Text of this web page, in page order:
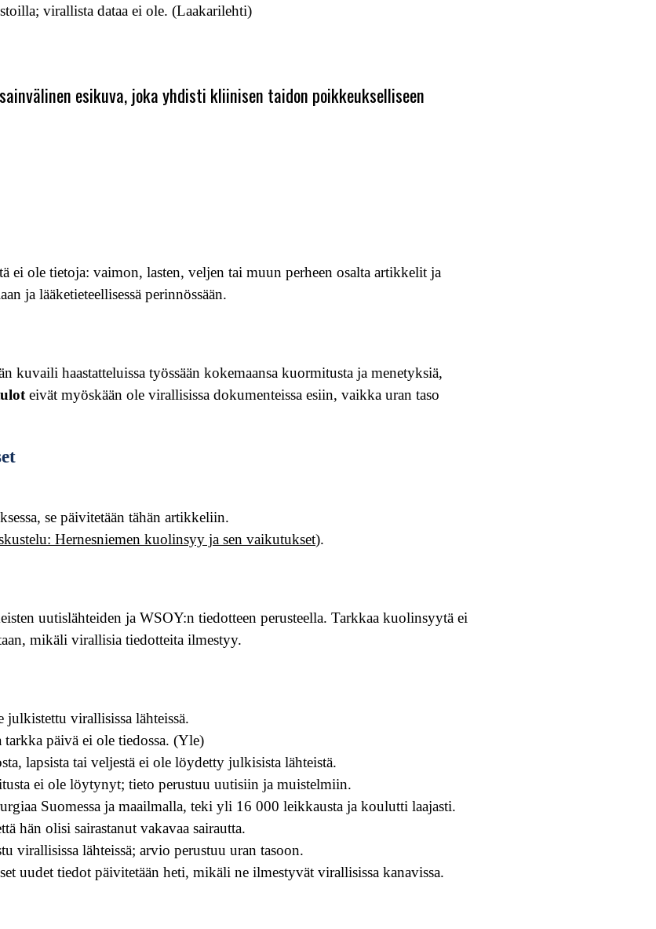
virallista dataa ei ole. (Laakarilehti)
esikuva, joka yhdisti kliinisen taidon poikkeukselliseen
ei ole tietoja: vaimon, lasten, veljen tai muun perheen osalta artikkelit ja
ja lääketieteellisessä perinnössään.
kuvaili haastatteluissa työssään kokemaansa kuormitusta ja menetyksiä,
eivät myöskään ole virallisissa dokumenteissa esiin, vaikka uran taso
se päivitetään tähän artikkeliin.
Hernesniemen kuolinsyy ja sen vaikutukset).
uutislähteiden ja WSOY:n tiedotteen perusteella. Tarkkaa kuolinsyytä ei
mikäli virallisia tiedotteita ilmestyy.
virallisissa lähteissä.
tarkka päivä ei ole tiedossa. (Yle)
lapsista tai veljestä ei ole löydetty julkisista lähteistä.
ei ole löytynyt; tieto perustuu uutisiin ja muistelmiin.
Suomessa ja maailmalla, teki yli 16 000 leikkausta ja koulutti laajasti.
hän olisi sairastanut vakavaa sairautta.
virallisissa lähteissä; arvio perustuu uran tasoon.
uudet tiedot päivitetään heti, mikäli ne ilmestyvät virallisissa kanavissa.